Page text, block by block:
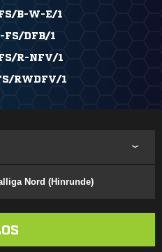
B-W-E/1
FS/DFB/1
R-NFV/1
RWDFV/1
Nord (Hinrunde)